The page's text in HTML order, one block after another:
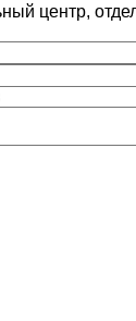
центр,